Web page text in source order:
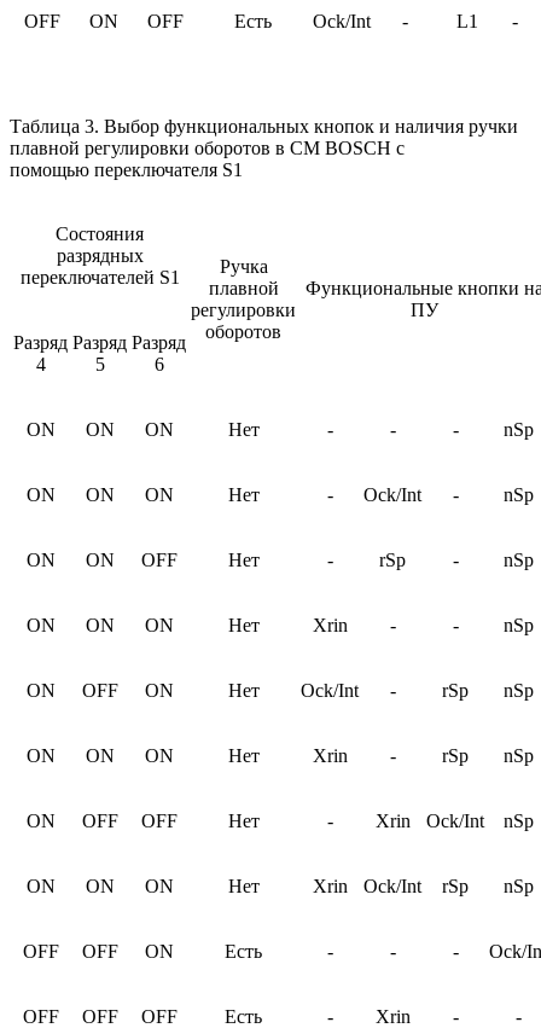
OFF ON OFF Есть Ock/Int - L1 -
Таблица 3. Выбор функциональных кнопок и наличия ручки
плавной регулировки оборотов в СМ BOSCH с
помощью переключателя S1
Состояния
разрядных
переключателей S1
Ручка
плавной
регулировки
оборотов
Функциональные кнопки
ПУ
Разряд
4
Разряд
5
Разряд
6
ON ON ON Нет - - - nSp
ON ON ON Нет - Ock/Int - nSp
ON ON OFF Нет - rSp - nSp
ON ON ON Нет Xrin - - nSp
ON OFF ON Нет Ock/Int - rSp nSp
ON ON ON Нет Xrin - rSp nSp
ON OFF OFF Нет - Xrin Ock/Int nSp
ON ON ON Нет Xrin Ock/Int rSp nSp
OFF OFF ON Есть - - - Ock/
OFF OFF OFF Есть - Xrin - -